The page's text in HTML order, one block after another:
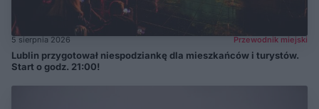
5 sierpnia 2026 Przewodnik miejski
Lublin przygotował niespodziankę dla mieszkańców i turystów.
Start o godz. 21:00!